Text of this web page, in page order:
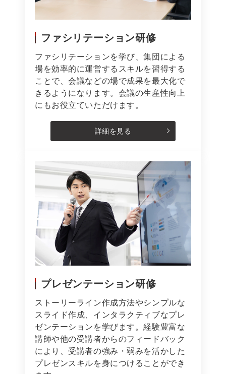
ファシリテーション研修
ファシリテーションを学び、集団による
場を効率的に運営するスキルを習得する
ことで、会議などの場で成果を最大化で
きるようになります。会議の生産性向上
にもお役立ていただけます。
詳細を見る
プレゼンテーション研修
ストーリーライン作成方法やシンプルな
スライド作成、インタラクティブなプレ
ゼンテーションを学びます。経験豊富な
講師や他の受講者からのフィードバック
により、受講者の強み・弱みを活かした
プレゼンスキルを身につけることができ